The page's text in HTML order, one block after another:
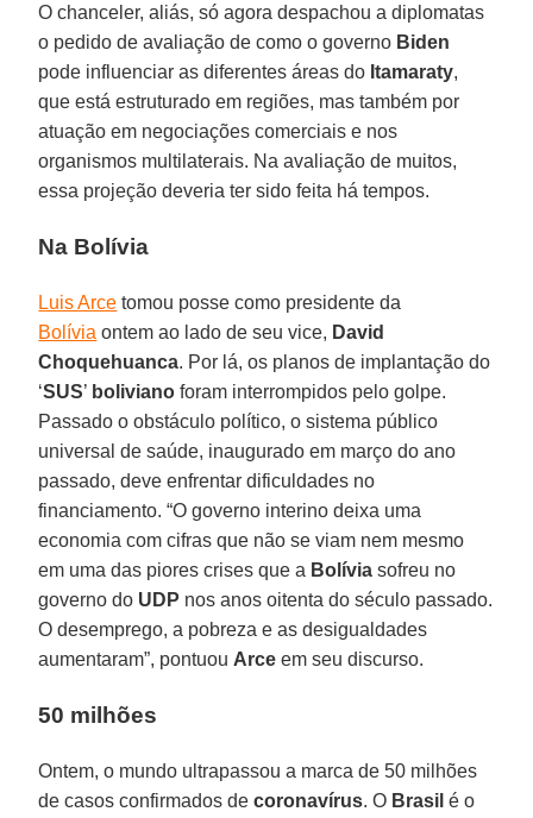
O chanceler, aliás, só agora despachou a diplomatas
o pedido de avaliação de como o governo Biden
pode influenciar as diferentes áreas do Itamaraty,
que está estruturado em regiões, mas também por
atuação em negociações comerciais e nos
organismos multilaterais. Na avaliação de muitos,
essa projeção deveria ter sido feita há tempos.
Na Bolívia
Luis Arce tomou posse como presidente da
Bolívia ontem ao lado de seu vice, David
Choquehuanca. Por lá, os planos de implantação do
‘SUS’ boliviano foram interrompidos pelo golpe.
Passado o obstáculo político, o sistema público
universal de saúde, inaugurado em março do ano
passado, deve enfrentar dificuldades no
financiamento. “O governo interino deixa uma
economia com cifras que não se viam nem mesmo
em uma das piores crises que a Bolívia sofreu no
governo do UDP nos anos oitenta do século passado.
O desemprego, a pobreza e as desigualdades
aumentaram”, pontuou Arce em seu discurso.
50 milhões
Ontem, o mundo ultrapassou a marca de 50 milhões
de casos confirmados decoronavírus. O Brasil é o